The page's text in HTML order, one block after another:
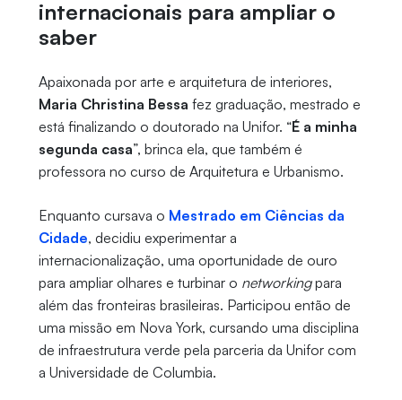
internacionais para ampliar o
saber
Apaixonada por arte e arquitetura de interiores,
Maria Christina Bessa fez graduação, mestrado e
está finalizando o doutorado na Unifor. “É a minha
segunda casa”, brinca ela, que também é
professora no curso de Arquitetura e Urbanismo.
Enquanto cursava o Mestrado em Ciências da
Cidade, decidiu experimentar a
internacionalização, uma oportunidade de ouro
para ampliar olhares e turbinar o networkingpara
além das fronteiras brasileiras. Participou então de
uma missão em Nova York, cursando uma disciplina
de infraestrutura verde pela parceria da Unifor com
a Universidade de Columbia.